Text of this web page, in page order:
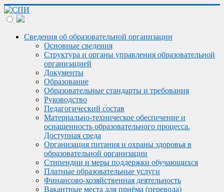
Сведения об образовательной организации
Основные сведения
Структура и органы управления образовательной
организацией
Документы
Образование
Образовательные стандарты и требования
Руководство
Педагогический состав
Материально-техническое обеспечение и
оснащенность образовательного процесса.
Доступная среда
Организация питания и охраны здоровья в
образовательной организации
Стипендии и меры поддержки обучающихся
Платные образовательные услуги
Финансово-хозяйственная деятельность
Вакантные места для приёма (перевода)